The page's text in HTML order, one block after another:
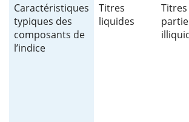
Caractéristiques
typiques des
composants de
l’indice
Titres
liquides
Titres